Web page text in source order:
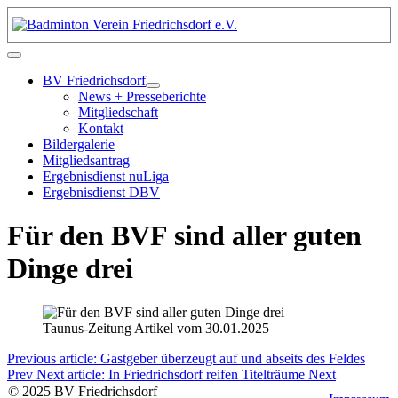
BV Friedrichsdorf
News + Presseberichte
Mitgliedschaft
Kontakt
Bildergalerie
Mitgliedsantrag
Ergebnisdienst nuLiga
Ergebnisdienst DBV
Für den BVF sind aller guten
Dinge drei
Taunus-Zeitung Artikel vom 30.01.2025
Previous article: Gastgeber überzeugt auf und abseits des Feldes
Prev Next article: In Friedrichsdorf reifen Titelträume Next
© 2025 BV Friedrichsdorf